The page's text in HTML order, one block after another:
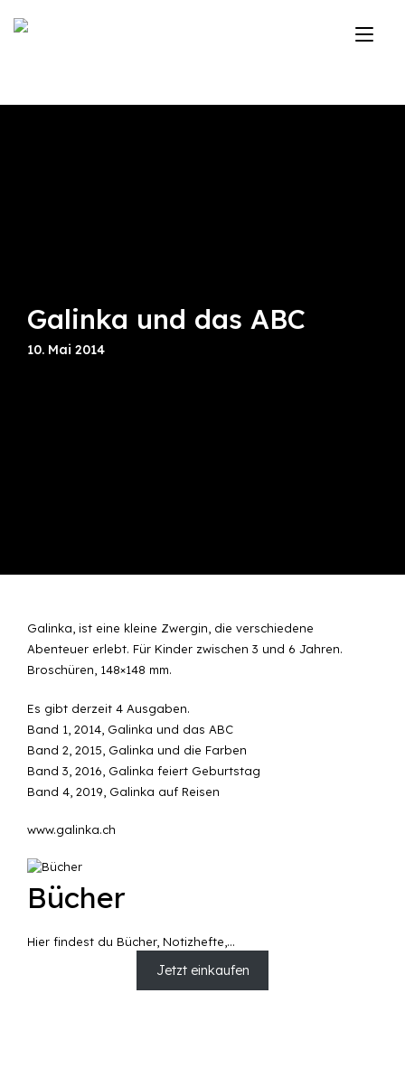
Inhalt
Galinka und das ABC
10. Mai 2014
Galinka, ist eine kleine Zwergin, die verschiedene
Abenteuer erlebt. Für Kinder zwischen 3 und 6 Jahren.
Broschüren, 148×148 mm.
Es gibt derzeit 4 Ausgaben.
Band 1, 2014, Galinka und das ABC
Band 2, 2015, Galinka und die Farben
Band 3, 2016, Galinka feiert Geburtstag
Band 4, 2019, Galinka auf Reisen
www.galinka.ch
Bücher
Hier findest du Bücher, Notizhefte,…
Jetzt einkaufen